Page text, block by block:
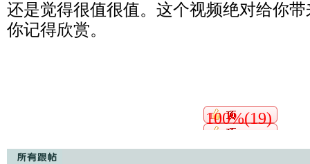
还是觉得很值很值。这个视频绝对给你
你记得欣赏。
100%(19)